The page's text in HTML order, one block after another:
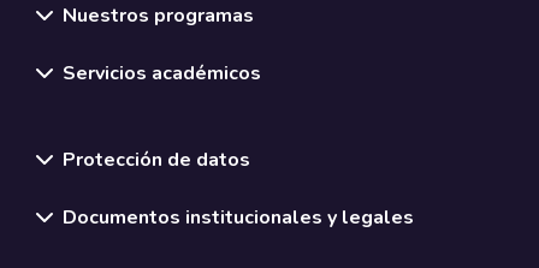
Nuestros programas
Servicios académicos
Protección de datos
Documentos institucionales y legales